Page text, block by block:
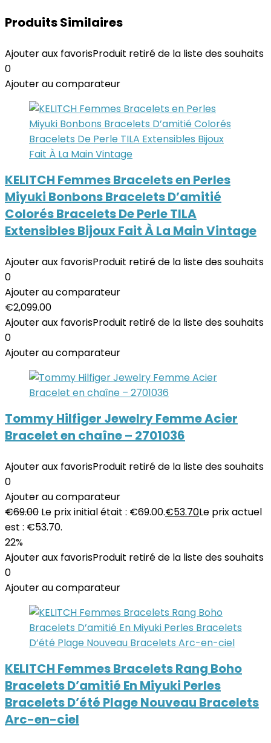
Produits Similaires
Ajouter aux favorisProduit retiré de la liste des souhaits
0
Ajouter au comparateur
KELITCH Femmes Bracelets en Perles
Miyuki Bonbons Bracelets D’amitié
Colorés Bracelets De Perle TILA
Extensibles Bijoux Fait À La Main Vintage
Ajouter aux favorisProduit retiré de la liste des souhaits
0
Ajouter au comparateur
€2,099.00
Ajouter aux favorisProduit retiré de la liste des souhaits
0
Ajouter au comparateur
Tommy Hilfiger Jewelry Femme Acier
Bracelet en chaîne – 2701036
Ajouter aux favorisProduit retiré de la liste des souhaits
0
Ajouter au comparateur
€69.00 Le prix initial était : €69.00.€53.70Le prix actuel
est : €53.70.
22%
Ajouter aux favorisProduit retiré de la liste des souhaits
0
Ajouter au comparateur
KELITCH Femmes Bracelets Rang Boho
Bracelets D’amitié En Miyuki Perles
Bracelets D’été Plage Nouveau Bracelets
Arc-en-ciel